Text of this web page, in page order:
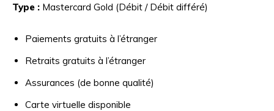
Type : Mastercard Gold (Débit / Débit différé)
Paiements gratuits à l’étranger
Retraits gratuits à l’étranger
Assurances (de bonne qualité)
Carte virtuelle disponible